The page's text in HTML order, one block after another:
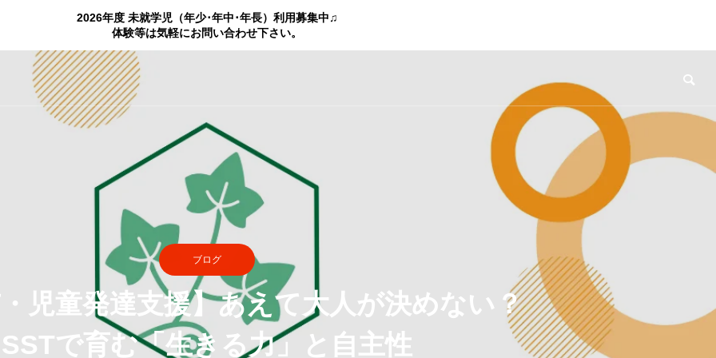
2026年度 未就学児（年少･年中･年長）利用募集中♫
体験等は気軽にお問い合わせ下さい。
ブログ
児童発達支援】あえて大人が決めない？
SSTで育む「生きる力」と自主性